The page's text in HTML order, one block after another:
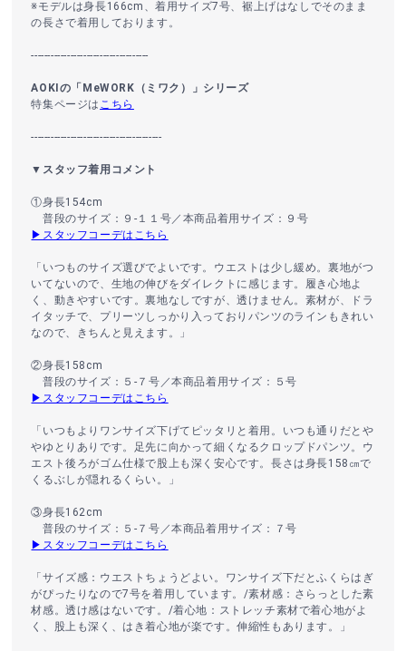
※モデルは身長166cm、着用サイズ7号、裾上げはなしでそのまま
の長さで着用しております。
------------------------------------
AOKIの「MeWORK（ミワク）」シリーズ
特集ページは こちら
----------------------------------------
▼スタッフ着用コメント
①身長154cm
普段のサイズ：９‐１１号／本商品着用サイズ：９号
▶スタッフコーデはこちら
「いつものサイズ選びでよいです。ウエストは少し緩め。裏地がつ
いてないので、生地の伸びをダイレクトに感じます。履き心地よ
く、動きやすいです。裏地なしですが、透けません。素材が、ドラ
イタッチで、プリーツしっかり入っておりパンツのラインもきれい
なので、きちんと見えます。」
②身長158cm
普段のサイズ：５‐７号／本商品着用サイズ：５号
▶スタッフコーデはこちら
「いつもよりワンサイズ下げてピッタリと着用。いつも通りだとや
やゆとりありです。足先に向かって細くなるクロップドパンツ。ウ
エスト後ろがゴム仕様で股上も深く安心です。長さは身長158㎝で
くるぶしが隠れるくらい。」
③身長162cm
普段のサイズ：５‐７号／本商品着用サイズ：７号
▶スタッフコーデはこちら
「サイズ感：ウエストちょうどよい。ワンサイズ下だとふくらはぎ
がぴったりなので7号を着用しています。/素材感：さらっとした素
材感。透け感はないです。/着心地：ストレッチ素材で着心地がよ
く、股上も深く、はき着心地が楽です。伸縮性もあります。」